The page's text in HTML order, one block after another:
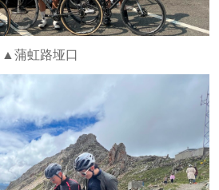
▲蒲虹路垭口